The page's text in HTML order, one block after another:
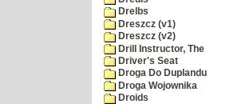
Drelbs
Dreszcz (v1)
Dreszcz (v2)
Drill Instructor, The
Driver's Seat
Droga Do Duplandu
Droga Wojownika
Droids